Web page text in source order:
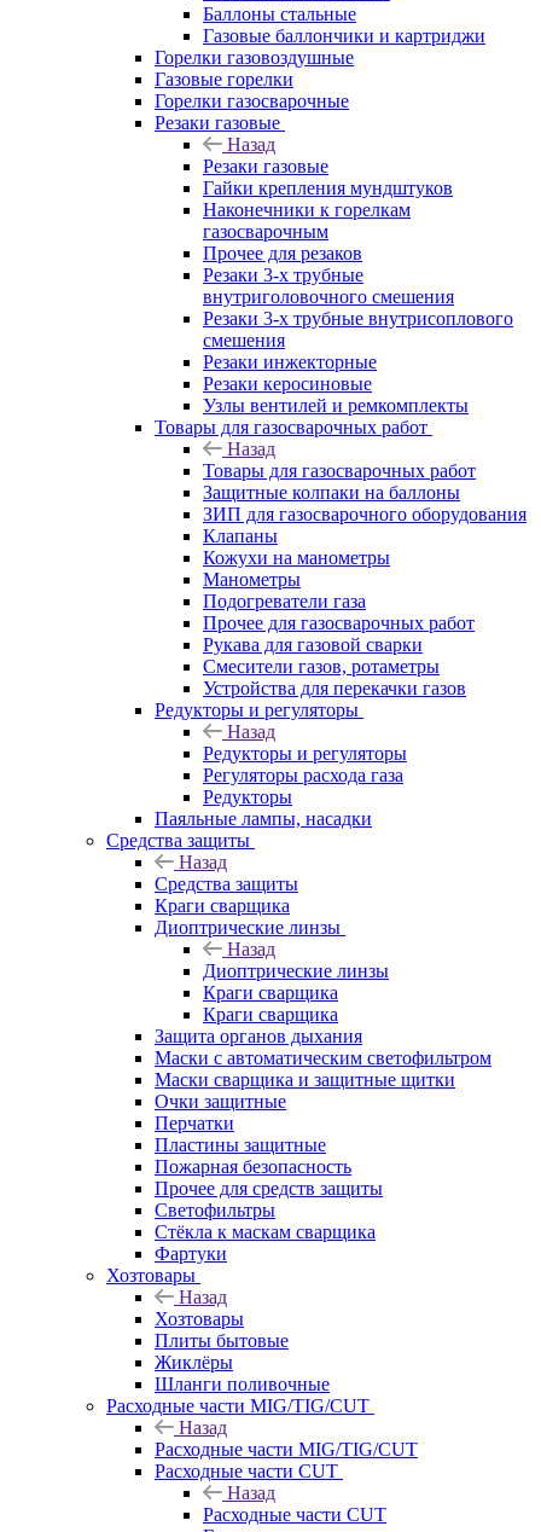
Баллоны стальные
Газовые баллончики и картриджи
Горелки газовоздушные
Газовые горелки
Горелки газосварочные
Резаки газовые
Назад
Резаки газовые
Гайки крепления мундштуков
Наконечники к горелкам
газосварочным
Прочее для резаков
Резаки 3-х трубные
внутриголовочного смешения
Резаки 3-х трубные внутрисоплового
смешения
Резаки инжекторные
Резаки керосиновые
Узлы вентилей и ремкомплекты
Товары для газосварочных работ
Назад
Товары для газосварочных работ
Защитные колпаки на баллоны
ЗИП для газосварочного оборудования
Клапаны
Кожухи на манометры
Манометры
Подогреватели газа
Прочее для газосварочных работ
Рукава для газовой сварки
Смесители газов, ротаметры
Устройства для перекачки газов
Редукторы и регуляторы
Назад
Редукторы и регуляторы
Регуляторы расхода газа
Редукторы
Паяльные лампы, насадки
Средства защиты
Назад
Средства защиты
Краги сварщика
Диоптрические линзы
Назад
Диоптрические линзы
Краги сварщика
Краги сварщика
Защита органов дыхания
Маски с автоматическим светофильтром
Маски сварщика и защитные щитки
Очки защитные
Перчатки
Пластины защитные
Пожарная безопасность
Прочее для средств защиты
Светофильтры
Стёкла к маскам сварщика
Фартуки
Хозтовары
Назад
Хозтовары
Плиты бытовые
Жиклёры
Шланги поливочные
Расходные части MIG/TIG/CUT
Назад
Расходные части MIG/TIG/CUT
Расходные части CUT
Назад
Расходные части CUT